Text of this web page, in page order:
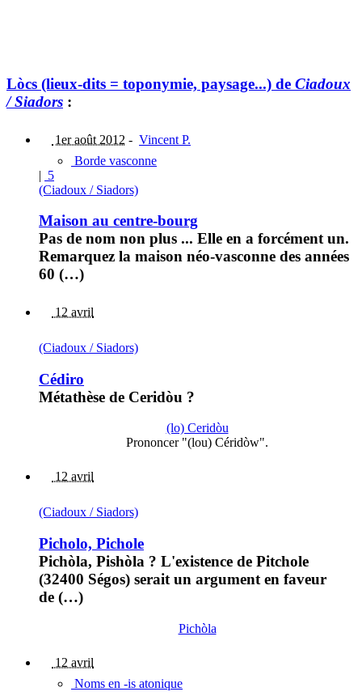
Lòcs (lieux-dits = toponymie, paysage...) de Ciadoux
/ Siadors :
1er août 2012 - Vincent P.
Borde vasconne
| 5
(Ciadoux / Siadors)
Maison au centre-bourg
Pas de nom non plus ... Elle en a forcément un.
Remarquez la maison néo-vasconne des années
60 (…)
12 avril
(Ciadoux / Siadors)
Cédiro
Métathèse de Ceridòu ?
(lo) Ceridòu
Prononcer "(lou) Céridòw".
12 avril
(Ciadoux / Siadors)
Picholo, Pichole
Pichòla, Pishòla ? L'existence de Pitchole
(32400 Ségos) serait un argument en faveur
de (…)
Pichòla
12 avril
Noms en -is atonique